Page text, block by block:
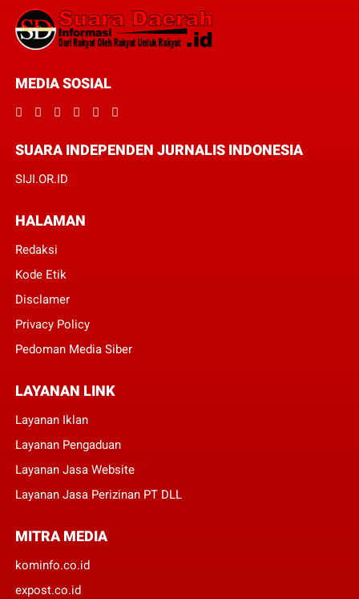
MEDIA SOSIAL
SUARA INDEPENDEN JURNALIS INDONESIA
SIJI.OR.ID
HALAMAN
Redaksi
Kode Etik
Disclamer
Privacy Policy
Pedoman Media Siber
LAYANAN LINK
Layanan Iklan
Layanan Pengaduan
Layanan Jasa Website
Layanan Jasa Perizinan PT DLL
MITRA MEDIA
kominfo.co.id
expost.co.id